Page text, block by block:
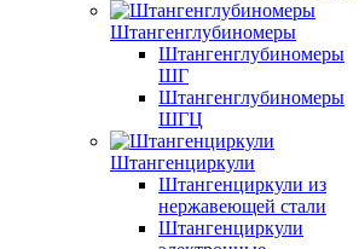
Штангенглубиномеры
Штангенглубиномеры
ШГ
Штангенглубиномеры
ШГЦ
Штангенциркули
Штангенциркули из
нержавеющей стали
Штангенциркули